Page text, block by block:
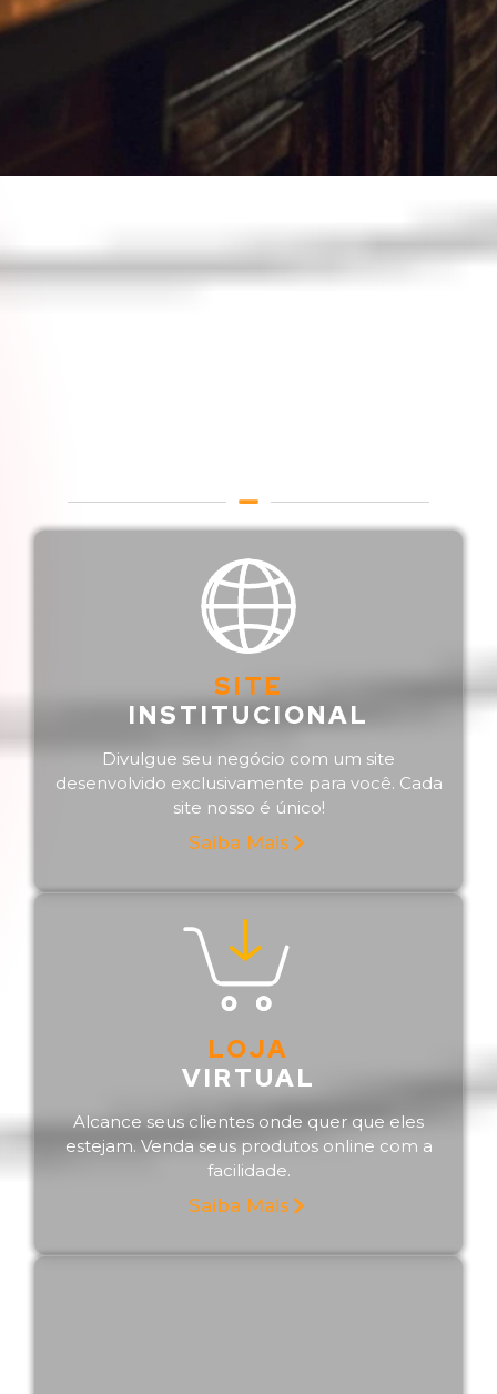
SITE
INSTITUCIONAL
Divulgue seu negócio com um site
desenvolvido exclusivamente para você. Cada
site nosso é único!
Saiba Mais
LOJA
VIRTUAL
Alcance seus clientes onde quer que eles
estejam. Venda seus produtos online com a
facilidade.
Saiba Mais